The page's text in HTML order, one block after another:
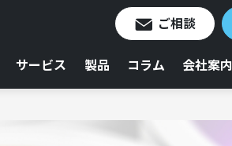
サービス 製品 コラム 会社案内
ご相談